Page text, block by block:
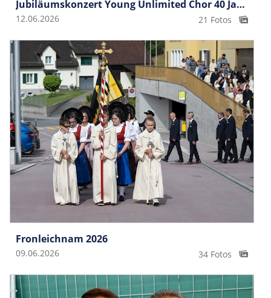
Jubiläumskonzert Young Unlimited Chor 40 Jahre
12.06.2026 21 Fotos
Fronleichnam 2026
09.06.2026 34 Fotos